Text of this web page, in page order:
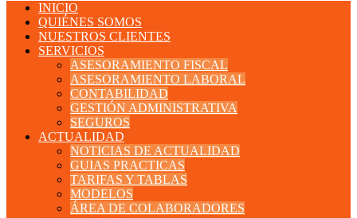
INICIO
QUIÉNES SOMOS
NUESTROS CLIENTES
SERVICIOS
ASESORAMIENTO FISCAL
ASESORAMIENTO LABORAL
CONTABILIDAD
GESTIÓN ADMINISTRATIVA
SEGUROS
ACTUALIDAD
NOTICIAS DE ACTUALIDAD
GUIAS PRACTICAS
TARIFAS Y TABLAS
MODELOS
ÁREA DE COLABORADORES